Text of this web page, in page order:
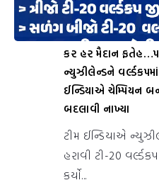
કર હર મૈદાન
ન્યુઝીલેન્ડને
ઈન્ડિયાએ ચેમ્પિયન
બદલાવી નાખ્યા
ટીમ ઈન્ડિયાએ
હરાવી ટી-20
કર્યો...